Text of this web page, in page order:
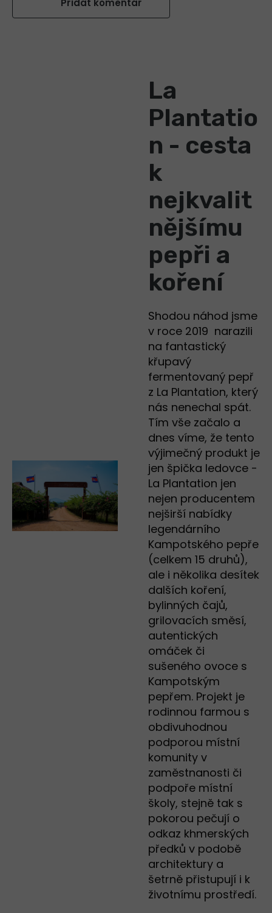
Přidat komentář
La
Plantatio
n - cesta
k
nejkvalit
nějšímu
pepři a
koření
Shodou náhod jsme
v roce 2019 narazili
na fantastický
křupavý
fermentovaný pepř
z La Plantation, který
nás nenechal spát.
Tím vše začalo a
dnes víme, že tento
výjimečný produkt je
jen špička ledovce -
La Plantation jen
nejen producentem
nejširší nabídky
legendárního
Kampotského pepře
(celkem 15 druhů),
ale i několika desítek
dalších koření,
bylinných čajů,
grilovacích směsí,
autentických
omáček či
sušeného ovoce s
Kampotským
pepřem. Projekt je
rodinnou farmou s
obdivuhodnou
podporou místní
komunity v
zaměstnanosti či
podpoře místní
školy, stejně tak s
pokorou pečují o
odkaz khmerských
předků v podobě
architektury a
šetrně přistupují i k
životnímu prostředí.